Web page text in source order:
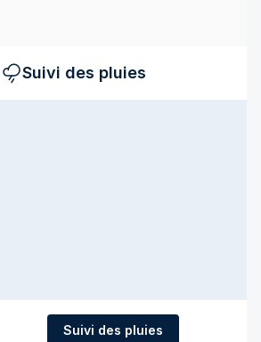
Suivi des pluies
Suivi des pluies